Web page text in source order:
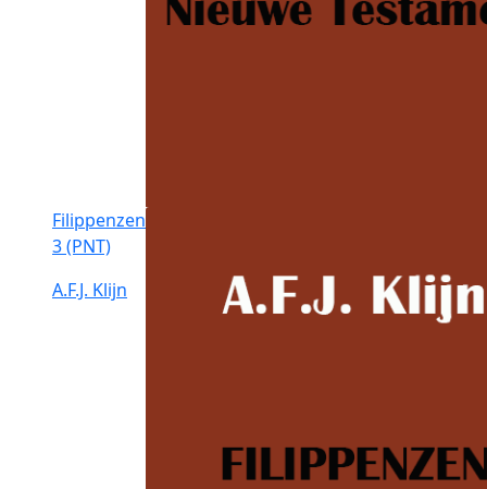
Filippenzen
3 (PNT)
A.F.J. Klijn